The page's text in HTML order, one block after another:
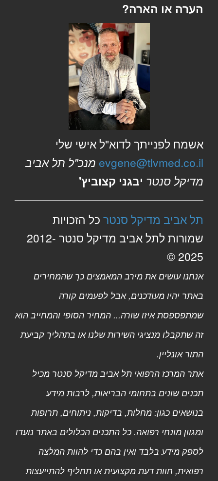
הערה או הארה?
אשמח לפנייתך לדוא"ל אישי שלי
evgene@tlvmed.co.il מנכ"ל תל אביב
מדיקל סנטר יבגני קצוביץ'
תל אביב מדיקל סנטר כל הזכויות
שמורות לתל אביב מדיקל סנטר 2012-
2025 ©
אנחנו עושים את מירב המאמצים כך שהמחירים
באתר יהיו מעודכנים, אבל לפעמים קורה
שמתפספסת איזו שורה... המחיר הסופי והמחייב הוא
זה שתקבלו מנציגי השירות שלנו או בתהליך קביעת
התור אונליין.
אתר המרכז הרפואי תל אביב מדיקל סנטר מכיל
תכנים שונים בתחומי הבריאות, לרבות מידע
בנושאים כגון: מחלות, בדיקות, ניתוחים, תרופות
ומגוון מונחי רפואה. כל התכנים הכלולים באתר נועדו
לספק מידע בלבד ואין בהם כדי להוות המלצה
רפואית, חוות דעת מקצועית או תחליף להתייעצות